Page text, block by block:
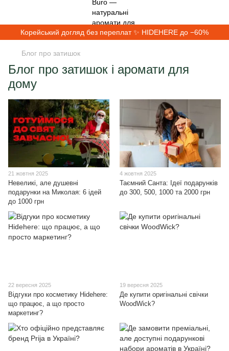
Корейський догляд без переплат ✨ HIDEHERE до −60%
Блог про затишок
Блог про затишок і аромати для
дому
21 жовтня 2025
Невеликі, але душевні
подарунки на Миколая: 6 ідей
до 1000 грн
4 жовтня 2025
Таємний Санта: Ідеї подарунків
до 300, 500, 1000 та 2000 грн
22 вересня 2025
Відгуки про косметику Hidehere:
що працює, а що просто
маркетинг?
19 вересня 2025
Де купити оригінальні свічки
WoodWick?